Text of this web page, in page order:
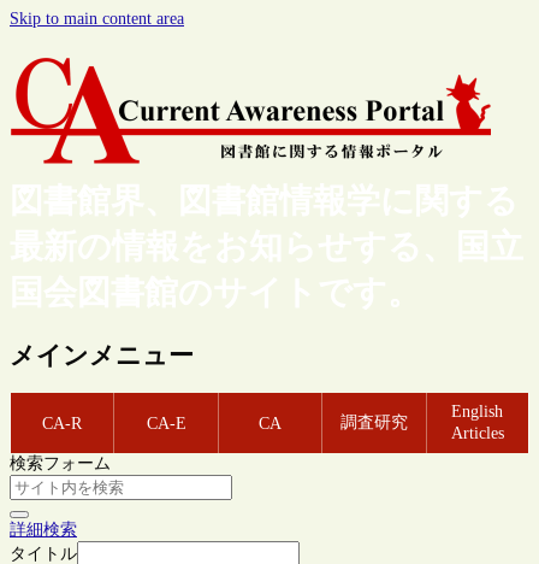
Skip to main content area
図書館界、図書館情報学に関する
最新の情報をお知らせする、国立
国会図書館のサイトです。
メインメニュー
CA-R CA-E CA 調査研究
English
Articles
検索フォーム
詳細検索
タイトル